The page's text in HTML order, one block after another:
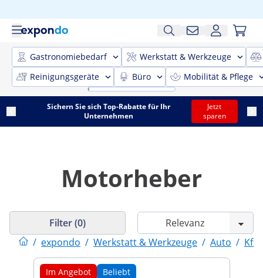
Gastronomiebedarf
Werkstatt & Werkzeuge
Reinigungsgeräte
Büro Mobilität & Pflege
Sichern Sie sich Top-Rabatte für Ihr
Unternehmen
Jetzt
sparen
Motorheber
/ expondo / Werkstatt & Werkzeuge / Auto /
Filter (0)
Im Angebot Beliebt